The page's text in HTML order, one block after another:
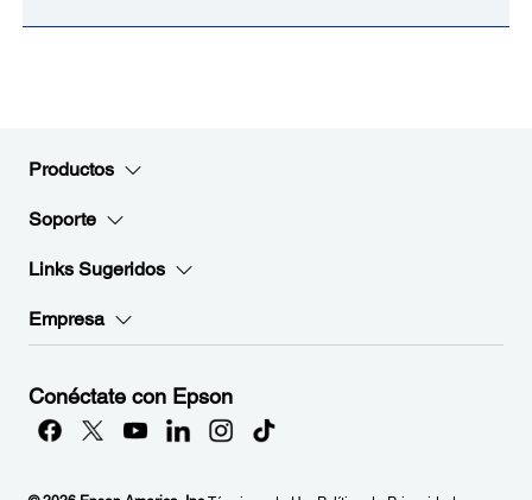
Productos
Soporte
Links Sugeridos
Empresa
Conéctate con Epson